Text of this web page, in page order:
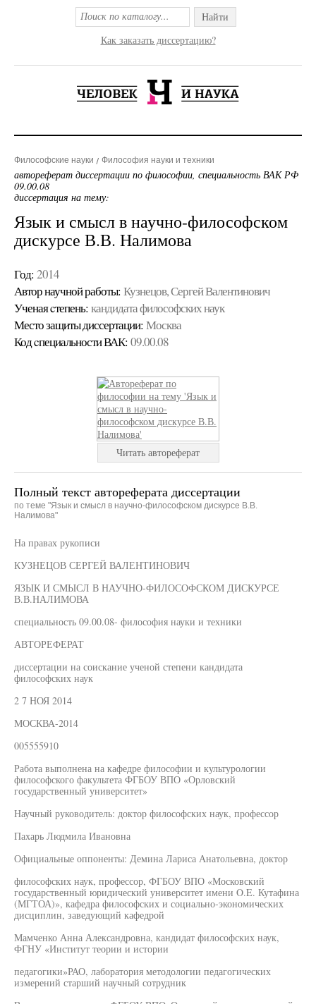
Найти
Как заказать диссертацию?
Философские науки Философия науки и техники
автореферат диссертации по философии, специальность ВАК РФ
09.00.08
диссертация на тему:
Язык и смысл в научно-философском
дискурсе В.В. Налимова
Год: 2014
Автор научной работы: Кузнецов, Сергей Валентинович
Ученая cтепень: кандидата философских наук
Место защиты диссертации: Москва
Код cпециальности ВАК: 09.00.08
Читать автореферат
Полный текст автореферата диссертации
по теме "Язык и смысл в научно-философском дискурсе В.В.
Налимова"
На правах рукописи
КУЗНЕЦОВ СЕРГЕЙ ВАЛЕНТИНОВИЧ
ЯЗЫК И СМЫСЛ В НАУЧНО-ФИЛОСОФСКОМ ДИСКУРСЕ
В.В.НАЛИМОВА
специальность 09.00.08- философия науки и техники
АВТОРЕФЕРАТ
диссертации на соискание ученой степени кандидата
философских наук
2 7 НОЯ 2014
МОСКВА-2014
005555910
Работа выполнена на кафедре философии и культурологии
философского факультета ФГБОУ ВПО «Орловский
государственный университет»
Научный руководитель: доктор философских наук, профессор
Пахарь Людмила Ивановна
Официальные оппоненты: Демина Лариса Анатольевна, доктор
философских наук, профессор, ФГБОУ ВПО «Московский
государственный юридический университет имени O.E. Кутафина
(МГТОА)», кафедра философских и социально-экономических
дисциплин, заведующий кафедрой
Мамченко Анна Александровна, кандидат философских наук,
ФГНУ «Институт теории и истории
педагогики»РАО, лаборатория методологии педагогических
измерений старший научный сотрудник